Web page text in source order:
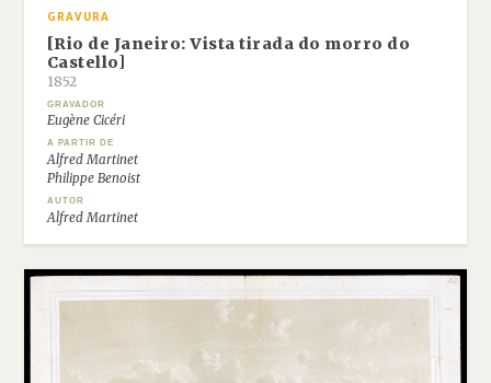
GRAVURA
[Rio de Janeiro: Vista tirada do morro do
Castello]
1852
GRAVADOR
Eugène Cicéri
A PARTIR DE
Alfred Martinet
Philippe Benoist
AUTOR
Alfred Martinet